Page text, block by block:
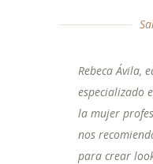
Rebeca Ávila,
especializado
la mujer
nos
para crear